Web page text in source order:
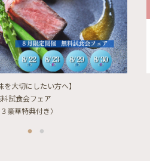
を大切にしたい方へ】
試食会フェア
豪華特典付き〉